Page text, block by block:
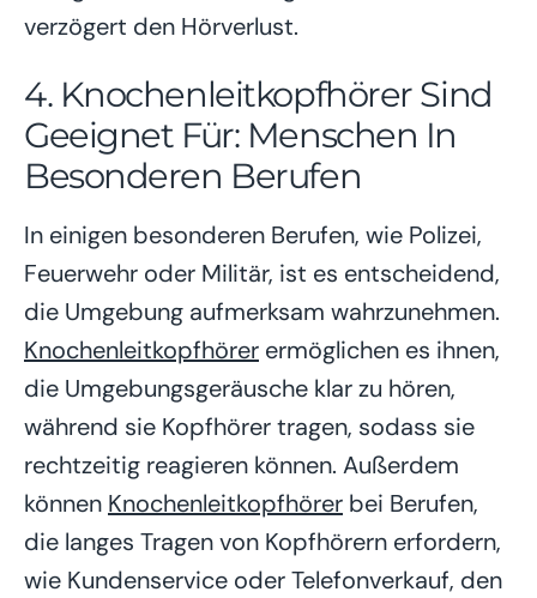
verzögert den Hörverlust.
4. Knochenleitkopfhörer Sind
Geeignet Für: Menschen In
Besonderen Berufen
In einigen besonderen Berufen, wie Polizei,
Feuerwehr oder Militär, ist es entscheidend,
die Umgebung aufmerksam wahrzunehmen.
Knochenleitkopfhörer ermöglichen es ihnen,
die Umgebungsgeräusche klar zu hören,
während sie Kopfhörer tragen, sodass sie
rechtzeitig reagieren können. Außerdem
können Knochenleitkopfhörer bei Berufen,
die langes Tragen von Kopfhörern erfordern,
wie Kundenservice oder Telefonverkauf, den